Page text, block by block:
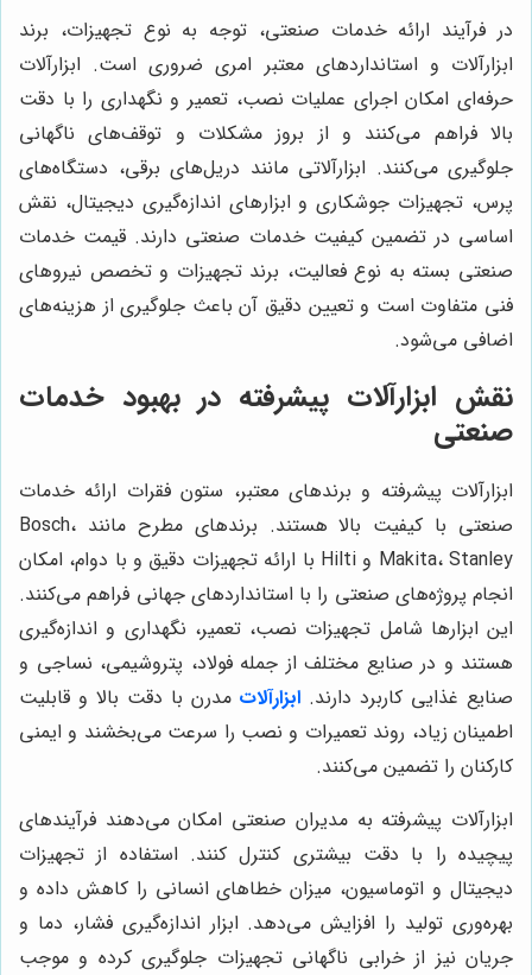
در فرآیند ارائه خدمات صنعتی، توجه به نوع تجهیزات، برند
ابزارآلات و استانداردهای معتبر امری ضروری است. ابزارآلات
حرفه‌ای امکان اجرای عملیات نصب، تعمیر و نگهداری را با دقت
بالا فراهم می‌کنند و از بروز مشکلات و توقف‌های ناگهانی
جلوگیری می‌کنند. ابزارآلاتی مانند دریل‌های برقی، دستگاه‌های
پرس، تجهیزات جوشکاری و ابزارهای اندازه‌گیری دیجیتال، نقش
اساسی در تضمین کیفیت خدمات صنعتی دارند. قیمت خدمات
صنعتی بسته به نوع فعالیت، برند تجهیزات و تخصص نیروهای
فنی متفاوت است و تعیین دقیق آن باعث جلوگیری از هزینه‌های
اضافی می‌شود.
نقش ابزارآلات پیشرفته در بهبود خدمات
صنعتی
ابزارآلات پیشرفته و برندهای معتبر، ستون فقرات ارائه خدمات
صنعتی با کیفیت بالا هستند. برندهای مطرح مانند Bosch،
Makita، Stanley و Hilti با ارائه تجهیزات دقیق و با دوام، امکان
انجام پروژه‌های صنعتی را با استانداردهای جهانی فراهم می‌کنند.
این ابزارها شامل تجهیزات نصب، تعمیر، نگهداری و اندازه‌گیری
هستند و در صنایع مختلف از جمله فولاد، پتروشیمی، نساجی و
صنایع غذایی کاربرد دارند. ابزارآلات مدرن با دقت بالا و قابلیت
اطمینان زیاد، روند تعمیرات و نصب را سرعت می‌بخشند و ایمنی
کارکنان را تضمین می‌کنند.
ابزارآلات پیشرفته به مدیران صنعتی امکان می‌دهند فرآیندهای
پیچیده را با دقت بیشتری کنترل کنند. استفاده از تجهیزات
دیجیتال و اتوماسیون، میزان خطاهای انسانی را کاهش داده و
بهره‌وری تولید را افزایش می‌دهد. ابزار اندازه‌گیری فشار، دما و
جریان نیز از خرابی ناگهانی تجهیزات جلوگیری کرده و موجب